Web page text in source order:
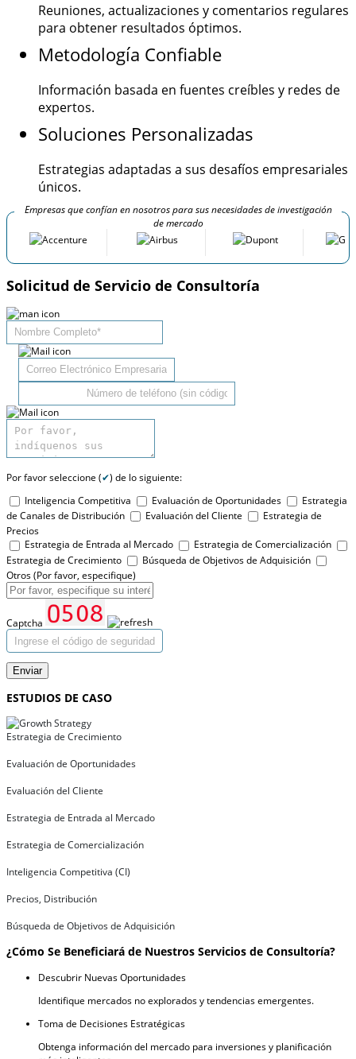
Reuniones, actualizaciones y comentarios regulares
para obtener resultados óptimos.
Metodología Confiable
Información basada en fuentes creíbles y redes de
expertos.
Soluciones Personalizadas
Estrategias adaptadas a sus desafíos empresariales
únicos.
Empresas que confían en nosotros para sus necesidades de investigación
de mercado
Solicitud de Servicio de Consultoría
Por favor seleccione (✔) de lo siguiente:
Inteligencia Competitiva
Evaluación de Oportunidades
Estrategia
de Canales de Distribución
Evaluación del Cliente
Estrategia de
Precios
Estrategia de Entrada al Mercado
Estrategia de Comercialización
Estrategia de Crecimiento
Búsqueda de Objetivos de Adquisición
Otros (Por favor, especifique)
Captcha
Enviar
ESTUDIOS DE CASO
Estrategia de Crecimiento
Evaluación de Oportunidades
Evaluación del Cliente
Estrategia de Entrada al Mercado
Estrategia de Comercialización
Inteligencia Competitiva (CI)
Precios, Distribución
Búsqueda de Objetivos de Adquisición
¿Cómo Se Beneficiará de Nuestros Servicios de Consultoría?
Descubrir Nuevas Oportunidades
Identifique mercados no explorados y tendencias emergentes.
Toma de Decisiones Estratégicas
Obtenga información del mercado para inversiones y planificación